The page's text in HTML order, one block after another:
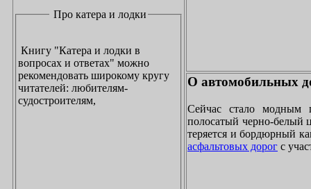
Про катера и лодки
Книгу "Катера и лодки в
вопросах и ответах" можно
рекомендовать широкому кругу
читателей: любителям-
судостроителям,
О автомобильных
Сейчас стало модным
полосатый черно-белый
теряется и бордюрный
асфальтовых дорог с